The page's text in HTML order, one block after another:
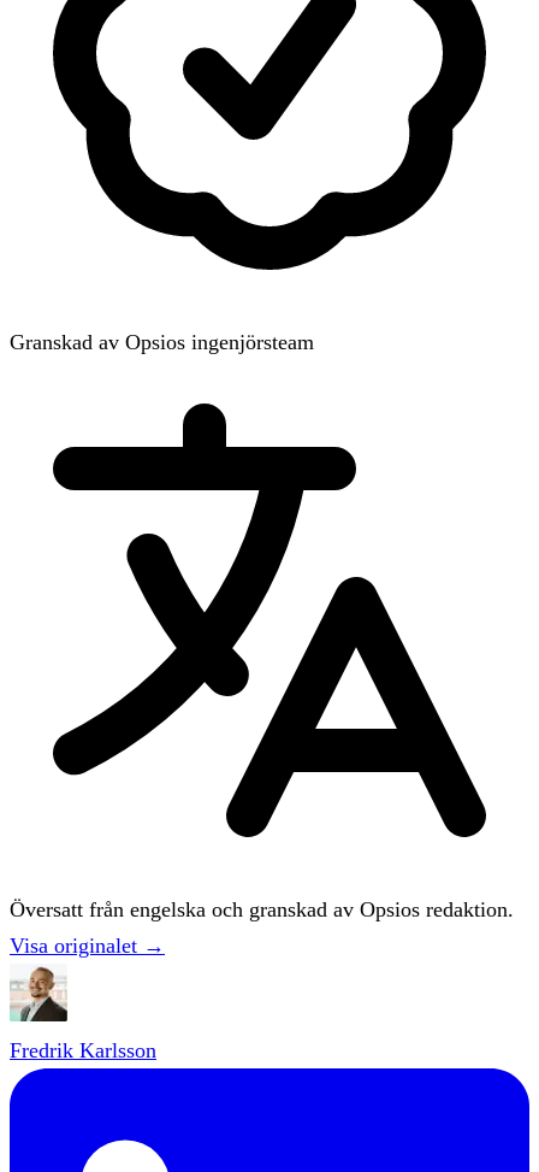
Granskad av Opsios ingenjörsteam
Översatt från engelska och granskad av Opsios redaktion.
Visa originalet →
Fredrik Karlsson